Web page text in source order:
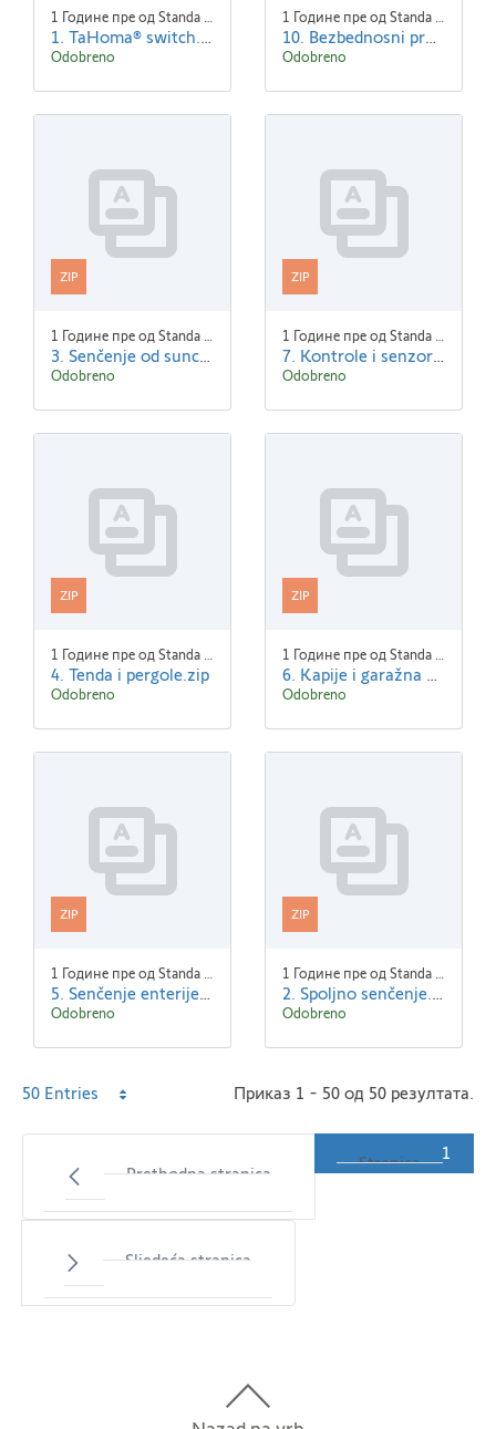
1 Године пре од Standa Blaha
1. TaHoma® switch.zip
Odobreno
1 Године пре од Standa Blaha
10. Bezbednosni proizvodi.zip
Odobreno
ZIP
1 Године пре од Standa Blaha
3. Senčenje od sunca.zip
Odobreno
ZIP
1 Године пре од Standa Blaha
7. Kontrole i senzori.zip
Odobreno
ZIP
1 Године пре од Standa Blaha
4. Tenda i pergole.zip
Odobreno
ZIP
1 Године пре од Standa Blaha
6. Kapije i garažna vrata.zip
Odobreno
ZIP
1 Године пре од Standa Blaha
5. Senčenje enterijera.zip
Odobreno
ZIP
1 Године пре од Standa Blaha
2. Spoljno senčenje.zip
Odobreno
50 Entries
Per
Приказ 1 - 50 од 50 резултата.
Prethodna stranica
Stranica
1
Sljedeća stranica